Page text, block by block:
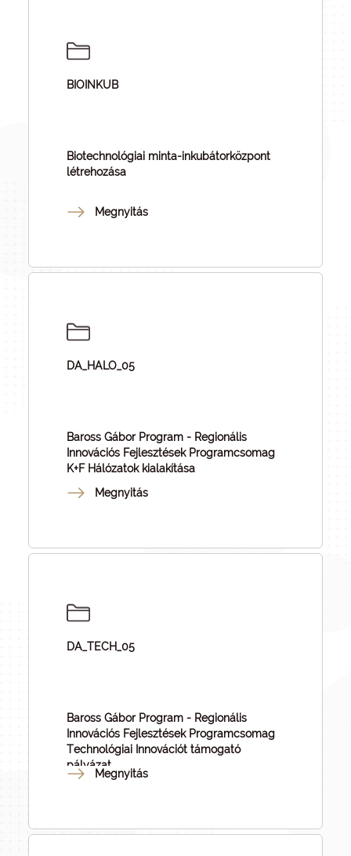
BIOINKUB
Biotechnológiai minta-inkubátorközpont
létrehozása
Megnyitás
DA_HALO_05
Baross Gábor Program - Regionális
Innovációs Fejlesztések Programcsomag
K+F Hálózatok kialakítása
Megnyitás
DA_TECH_05
Baross Gábor Program - Regionális
Innovációs Fejlesztések Programcsomag
Technológiai Innovációt támogató
pályázat
Megnyitás